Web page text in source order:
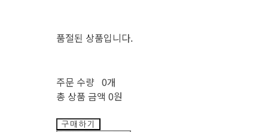
품절된 상품입니다.
주문 수량 0개
총 상품 금액 0원
구매하기